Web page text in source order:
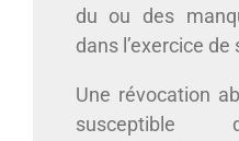
du ou des
dans l’exercice
Une révocation
susceptible